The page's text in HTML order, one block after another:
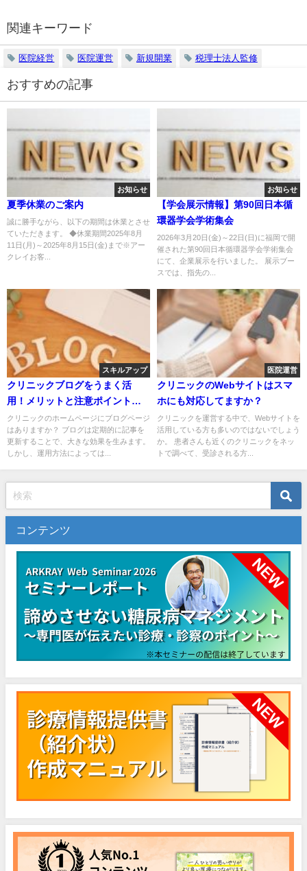
関連キーワード
医院経営 医院運営 新規開業 税理士法人監修
おすすめの記事
お知らせ
夏季休業のご案内
誠に勝手ながら、以下の期間は休業とさせ
ていただきます。 ◆休業期間2025年8月
11日(月)～2025年8月15日(金)まで※アー
クレイお客...
お知らせ
【学会展示情報】第90回日本循
環器学会学術集会
2026年3月20日(金)～22日(日)に福岡で開
催された第90回日本循環器学会学術集会
にて、企業展示を行いました。 展示ブー
スでは、指先の...
スキルアップ
クリニックブログをうまく活
用！メリットと注意ポイントと
は？
クリニックのホームページにブログページ
はありますか？ ブログは定期的に記事を
更新することで、大きな効果を生みます。
しかし、運用方法によっては...
医院運営
クリニックのWebサイトはスマ
ホにも対応してますか？
クリニックを運営する中で、Webサイトを
活用している方も多いのではないでしょう
か。 患者さんも近くのクリニックをネッ
トで調べて、受診される方...
コンテンツ